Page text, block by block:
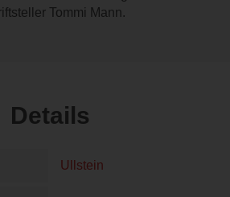
Tommi Mann.
Details
Ullstein